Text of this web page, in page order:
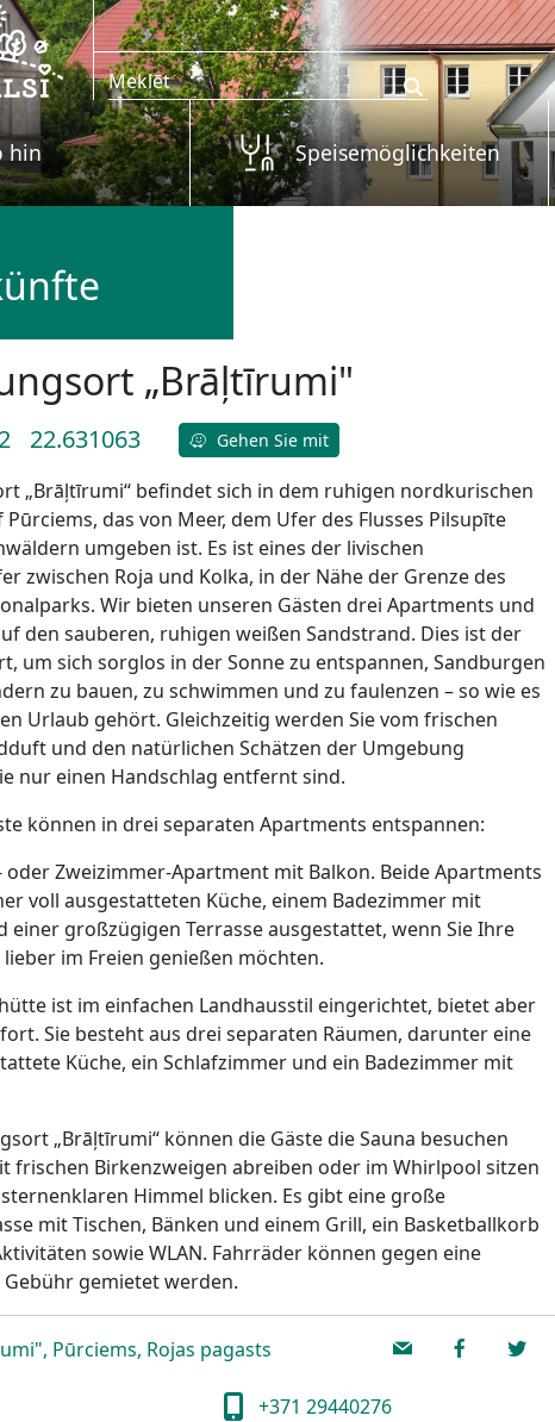
hin Speisemöglichkeiten
„Brāļtīrumi"
22.631063 Gehen Sie mit
„Brāļtīrumi“ befindet sich in dem ruhigen nordkurischen
das von Meer, dem Ufer des Flusses Pilsupīte
umgeben ist. Es ist eines der livischen
zwischen Roja und Kolka, in der Nähe der Grenze des
Wir bieten unseren Gästen drei Apartments und
den sauberen, ruhigen weißen Sandstrand. Dies ist der
um sich sorglos in der Sonne zu entspannen, Sandburgen
zu bauen, zu schwimmen und zu faulenzen – so wie es
Urlaub gehört. Gleichzeitig werden Sie vom frischen
und den natürlichen Schätzen der Umgebung
nur einen Handschlag entfernt sind.
können in drei separaten Apartments entspannen:
oder Zweizimmer-Apartment mit Balkon. Beide Apartments
voll ausgestatteten Küche, einem Badezimmer mit
einer großzügigen Terrasse ausgestattet, wenn Sie Ihre
im Freien genießen möchten.
ist im einfachen Landhausstil eingerichtet, bietet aber
Sie besteht aus drei separaten Räumen, darunter eine
Küche, ein Schlafzimmer und ein Badezimmer mit
„Brāļtīrumi“ können die Gäste die Sauna besuchen
frischen Birkenzweigen abreiben oder im Whirlpool sitzen
Himmel blicken. Es gibt eine große
mit Tischen, Bänken und einem Grill, ein Basketballkorb
sowie WLAN. Fahrräder können gegen eine
gemietet werden.
Pūrciems, Rojas pagasts
+371 29440276